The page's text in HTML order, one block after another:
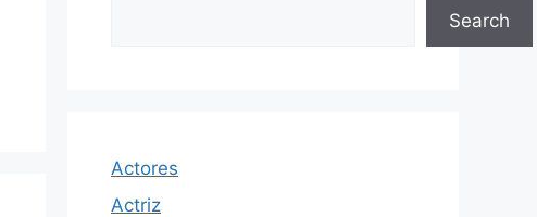
Search
Actores
Actriz